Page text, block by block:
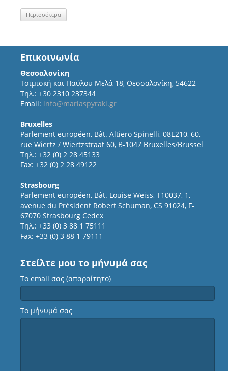
Περισσότερα
Επικοινωνία
Θεσσαλονίκη
Τσιμισκή και Παύλου Μελά 18, Θεσσαλονίκη, 54622
Τηλ.: +30 2310 237344
Email: info@mariaspyraki.gr
Bruxelles
Parlement européen, Bât. Altiero Spinelli, 08E210, 60,
rue Wiertz / Wiertzstraat 60, B-1047 Bruxelles/Brussel
Τηλ.: +32 (0) 2 28 45133
Fax: +32 (0) 2 28 49122
Strasbourg
Parlement européen, Bât. Louise Weiss, T10037, 1,
avenue du Président Robert Schuman, CS 91024, F-
67070 Strasbourg Cedex
Τηλ.: +33 (0) 3 88 1 75111
Fax: +33 (0) 3 88 1 79111
Στείλτε μου το μήνυμά σας
Το email σας (απαραίτητο)
Το μήνυμά σας